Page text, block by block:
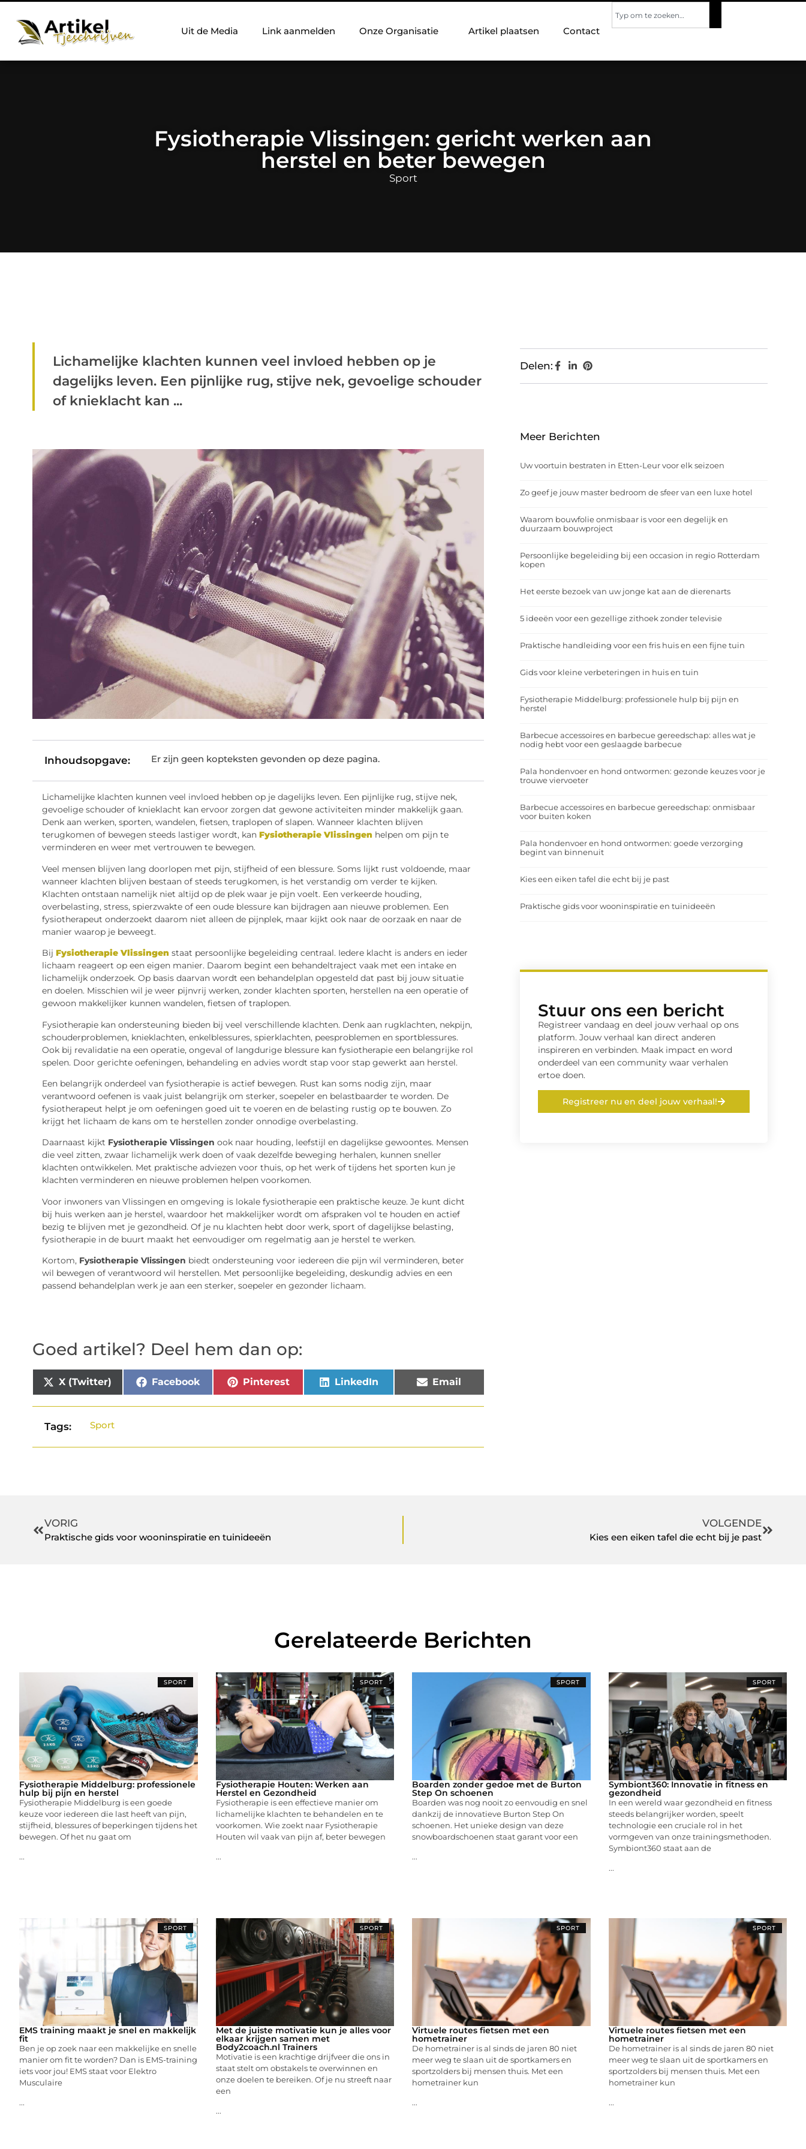
Uit de Media Link aanmelden Onze Organisatie Artikel plaatsen Contact
Fysiotherapie Vlissingen: gericht werken aan
herstel en beter bewegen
Sport
Lichamelijke klachten kunnen veel invloed hebben op je
dagelijks leven. Een pijnlijke rug, stijve nek, gevoelige schouder
of knieklacht kan ...
Inhoudsopgave: Er zijn geen kopteksten gevonden op deze pagina.
Lichamelijke klachten kunnen veel invloed hebben op je dagelijks leven. Een pijnlijke rug, stijve nek,
gevoelige schouder of knieklacht kan ervoor zorgen dat gewone activiteiten minder makkelijk gaan.
Denk aan werken, sporten, wandelen, fietsen, traplopen of slapen. Wanneer klachten blijven
terugkomen of bewegen steeds lastiger wordt, kan Fysiotherapie Vlissingenhelpen om pijn te
verminderen en weer met vertrouwen te bewegen.
Veel mensen blijven lang doorlopen met pijn, stijfheid of een blessure. Soms lijkt rust voldoende, maar
wanneer klachten blijven bestaan of steeds terugkomen, is het verstandig om verder te kijken.
Klachten ontstaan namelijk niet altijd op de plek waar je pijn voelt. Een verkeerde houding,
overbelasting, stress, spierzwakte of een oude blessure kan bijdragen aan nieuwe problemen. Een
fysiotherapeut onderzoekt daarom niet alleen de pijnplek, maar kijkt ook naar de oorzaak en naar de
manier waarop je beweegt.
Bij Fysiotherapie Vlissingenstaat persoonlijke begeleiding centraal. Iedere klacht is anders en ieder
lichaam reageert op een eigen manier. Daarom begint een behandeltraject vaak met een intake en
lichamelijk onderzoek. Op basis daarvan wordt een behandelplan opgesteld dat past bij jouw situatie
en doelen. Misschien wil je weer pijnvrij werken, zonder klachten sporten, herstellen na een operatie of
gewoon makkelijker kunnen wandelen, fietsen of traplopen.
Fysiotherapie kan ondersteuning bieden bij veel verschillende klachten. Denk aan rugklachten, nekpijn,
schouderproblemen, knieklachten, enkelblessures, spierklachten, peesproblemen en sportblessures.
Ook bij revalidatie na een operatie, ongeval of langdurige blessure kan fysiotherapie een belangrijke rol
spelen. Door gerichte oefeningen, behandeling en advies wordt stap voor stap gewerkt aan herstel.
Een belangrijk onderdeel van fysiotherapie is actief bewegen. Rust kan soms nodig zijn, maar
verantwoord oefenen is vaak juist belangrijk om sterker, soepeler en belastbaarder te worden. De
fysiotherapeut helpt je om oefeningen goed uit te voeren en de belasting rustig op te bouwen. Zo
krijgt het lichaam de kans om te herstellen zonder onnodige overbelasting.
Daarnaast kijkt Fysiotherapie Vlissingen ook naar houding, leefstijl en dagelijkse gewoontes. Mensen
die veel zitten, zwaar lichamelijk werk doen of vaak dezelfde beweging herhalen, kunnen sneller
klachten ontwikkelen. Met praktische adviezen voor thuis, op het werk of tijdens het sporten kun je
klachten verminderen en nieuwe problemen helpen voorkomen.
Voor inwoners van Vlissingen en omgeving is lokale fysiotherapie een praktische keuze. Je kunt dicht
bij huis werken aan je herstel, waardoor het makkelijker wordt om afspraken vol te houden en actief
bezig te blijven met je gezondheid. Of je nu klachten hebt door werk, sport of dagelijkse belasting,
fysiotherapie in de buurt maakt het eenvoudiger om regelmatig aan je herstel te werken.
Kortom, Fysiotherapie Vlissingen biedt ondersteuning voor iedereen die pijn wil verminderen, beter
wil bewegen of verantwoord wil herstellen. Met persoonlijke begeleiding, deskundig advies en een
passend behandelplan werk je aan een sterker, soepeler en gezonder lichaam.
Goed artikel? Deel hem dan op:
X (Twitter) Facebook Pinterest LinkedIn Email
Tags: Sport
Delen:
Meer Berichten
Uw voortuin bestraten in Etten-Leur voor elk seizoen
Zo geef je jouw master bedroom de sfeer van een luxe hotel
Waarom bouwfolie onmisbaar is voor een degelijk en
duurzaam bouwproject
Persoonlijke begeleiding bij een occasion in regio Rotterdam
kopen
Het eerste bezoek van uw jonge kat aan de dierenarts
5 ideeën voor een gezellige zithoek zonder televisie
Praktische handleiding voor een fris huis en een fijne tuin
Gids voor kleine verbeteringen in huis en tuin
Fysiotherapie Middelburg: professionele hulp bij pijn en
herstel
Barbecue accessoires en barbecue gereedschap: alles wat je
nodig hebt voor een geslaagde barbecue
Pala hondenvoer en hond ontwormen: gezonde keuzes voor je
trouwe viervoeter
Barbecue accessoires en barbecue gereedschap: onmisbaar
voor buiten koken
Pala hondenvoer en hond ontwormen: goede verzorging
begint van binnenuit
Kies een eiken tafel die echt bij je past
Praktische gids voor wooninspiratie en tuinideeën
Stuur ons een bericht
Registreer vandaag en deel jouw verhaal op ons
platform. Jouw verhaal kan direct anderen
inspireren en verbinden. Maak impact en word
onderdeel van een community waar verhalen
ertoe doen.
Registreer nu en deel jouw verhaal!
VORIG
Praktische gids voor wooninspiratie en tuinideeën
VOLGENDE
Kies een eiken tafel die echt bij je past
Gerelateerde Berichten
SPORT
Fysiotherapie Middelburg: professionele
hulp bij pijn en herstel
Fysiotherapie Middelburg is een goede
keuze voor iedereen die last heeft van pijn,
stijfheid, blessures of beperkingen tijdens het
bewegen. Of het nu gaat om
...
SPORT
Fysiotherapie Houten: Werken aan
Herstel en Gezondheid
Fysiotherapie is een effectieve manier om
lichamelijke klachten te behandelen en te
voorkomen. Wie zoekt naar Fysiotherapie
Houten wil vaak van pijn af, beter bewegen
...
SPORT
Boarden zonder gedoe met de Burton
Step On schoenen
Boarden was nog nooit zo eenvoudig en snel
dankzij de innovatieve Burton Step On
schoenen. Het unieke design van deze
snowboardschoenen staat garant voor een
...
SPORT
Symbiont360: Innovatie in fitness en
gezondheid
In een wereld waar gezondheid en fitness
steeds belangrijker worden, speelt
technologie een cruciale rol in het
vormgeven van onze trainingsmethoden.
Symbiont360 staat aan de
...
SPORT
EMS training maakt je snel en makkelijk
fit
Ben je op zoek naar een makkelijke en snelle
manier om fit te worden? Dan is EMS-training
iets voor jou! EMS staat voor Elektro
Musculaire
...
SPORT
Met de juiste motivatie kun je alles voor
elkaar krijgen samen met
Body2coach.nl Trainers
Motivatie is een krachtige drijfveer die ons in
staat stelt om obstakels te overwinnen en
onze doelen te bereiken. Of je nu streeft naar
een
...
SPORT
Virtuele routes fietsen met een
hometrainer
De hometrainer is al sinds de jaren 80 niet
meer weg te slaan uit de sportkamers en
sportzolders bij mensen thuis. Met een
hometrainer kun
...
SPORT
Virtuele routes fietsen met een
hometrainer
De hometrainer is al sinds de jaren 80 niet
meer weg te slaan uit de sportkamers en
sportzolders bij mensen thuis. Met een
hometrainer kun
...